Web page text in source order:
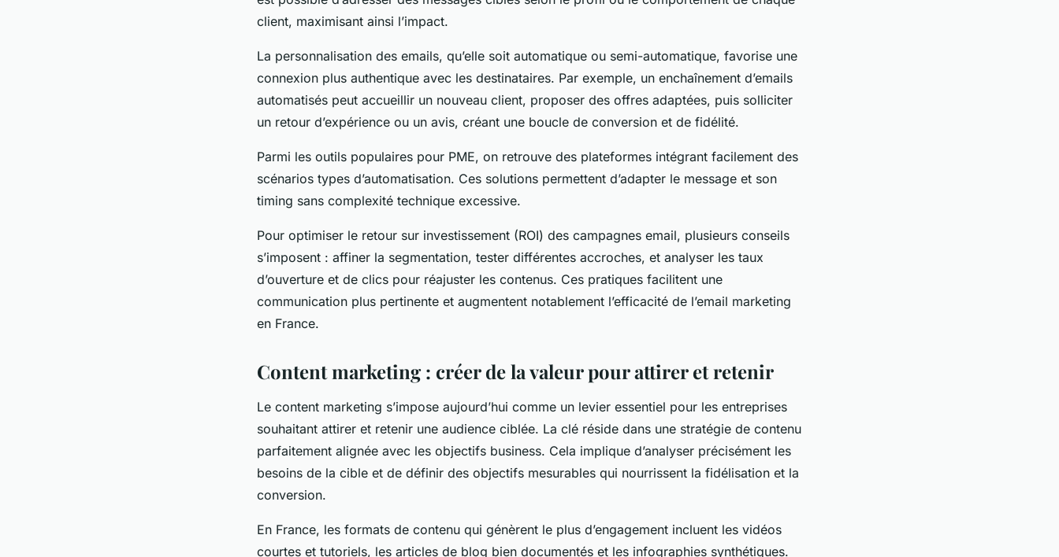
client, maximisant ainsi l’impact.
La personnalisation des emails, qu’elle soit automatique ou semi-automatique, favorise une
connexion plus authentique avec les destinataires. Par exemple, un enchaînement d’emails
automatisés peut accueillir un nouveau client, proposer des offres adaptées, puis solliciter
un retour d’expérience ou un avis, créant une boucle de conversion et de fidélité.
Parmi les outils populaires pour PME, on retrouve des plateformes intégrant facilement des
scénarios types d’automatisation. Ces solutions permettent d’adapter le message et son
timing sans complexité technique excessive.
Pour optimiser le retour sur investissement (ROI) des campagnes email, plusieurs conseils
s’imposent : affiner la segmentation, tester différentes accroches, et analyser les taux
d’ouverture et de clics pour réajuster les contenus. Ces pratiques facilitent une
communication plus pertinente et augmentent notablement l’efficacité de l’email marketing
en France.
Content marketing : créer de la valeur pour attirer et retenir
Le content marketing s’impose aujourd’hui comme un levier essentiel pour les entreprises
souhaitant attirer et retenir une audience ciblée. La clé réside dans une stratégie de contenu
parfaitement alignée avec les objectifs business. Cela implique d’analyser précisément les
besoins de la cible et de définir des objectifs mesurables qui nourrissent la fidélisation et la
conversion.
En France, les formats de contenu qui génèrent le plus d’engagement incluent les vidéos
courtes et tutoriels, les articles de blog bien documentés et les infographies synthétiques.